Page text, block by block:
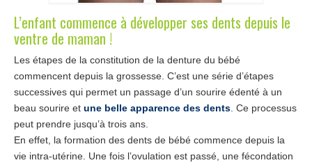
Chirurgiens
Séjour
Tarifs
Blog
Devis
L’enfant commence à développer ses dents depuis le
ventre de maman !
Les étapes de la constitution de la denture du bébé
commencent depuis la grossesse. C’est une série d’étapes
successives qui permet un passage d’un sourire édenté à un
beau sourire et une belle apparence des dents . Ce processus
peut prendre jusqu’à trois ans.
En effet, la formation des dents de bébé commence depuis la
vie intra-utérine. Une fois l’ovulation est passé, une fécondation